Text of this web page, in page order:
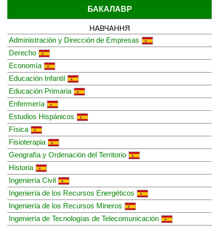
БАКАЛАВР
НАВЧАННЯ
Administración y Dirección de Empresas
Derecho
Economía
Educación Infantil
Educación Primaria
Enfermería
Estudios Hispánicos
Física
Fisioterapia
Geografía y Ordenación del Territorio
Historia
Ingeniería Civil
Ingeniería de los Recursos Energéticos
Ingeniería de los Recursos Mineros
Ingeniería de Tecnologías de Telecomunicación